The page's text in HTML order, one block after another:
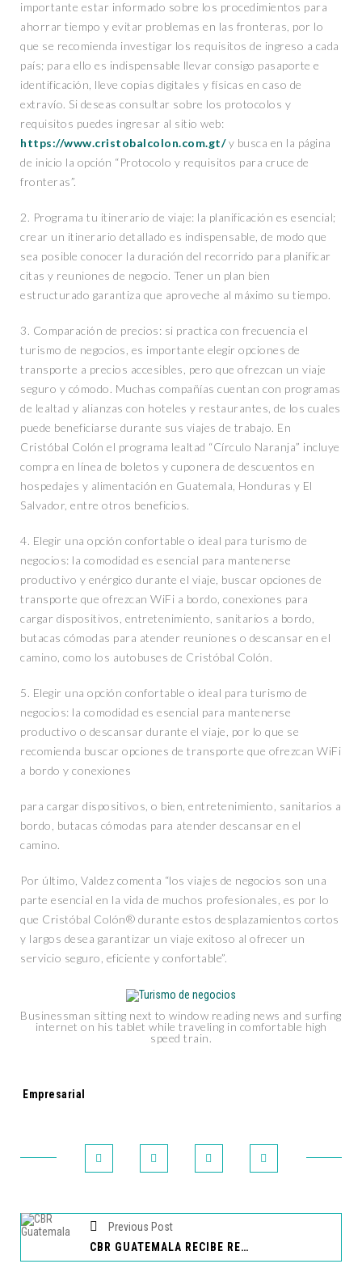
importante estar informado sobre los procedimientos para
ahorrar tiempo y evitar problemas en las fronteras, por lo
que se recomienda investigar los requisitos de ingreso a cada
país; para ello es indispensable llevar consigo pasaporte e
identificación, lleve copias digitales y físicas en caso de
extravío. Si deseas consultar sobre los protocolos y
requisitos puedes ingresar al sitio web:
https://www.cristobalcolon.com.gt/ y busca en la página
de inicio la opción “Protocolo y requisitos para cruce de
fronteras”.
2. Programa tu itinerario de viaje: la planificación es esencial;
crear un itinerario detallado es indispensable, de modo que
sea posible conocer la duración del recorrido para planificar
citas y reuniones de negocio. Tener un plan bien
estructurado garantiza que aproveche al máximo su tiempo.
3. Comparación de precios: si practica con frecuencia el
turismo de negocios, es importante elegir opciones de
transporte a precios accesibles, pero que ofrezcan un viaje
seguro y cómodo. Muchas compañías cuentan con programas
de lealtad y alianzas con hoteles y restaurantes, de los cuales
puede beneficiarse durante sus viajes de trabajo. En
Cristóbal Colón el programa lealtad “Círculo Naranja” incluye
compra en línea de boletos y cuponera de descuentos en
hospedajes y alimentación en Guatemala, Honduras y El
Salvador, entre otros beneficios.
4. Elegir una opción confortable o ideal para turismo de
negocios: la comodidad es esencial para mantenerse
productivo y enérgico durante el viaje, buscar opciones de
transporte que ofrezcan WiFi a bordo, conexiones para
cargar dispositivos, entretenimiento, sanitarios a bordo,
butacas cómodas para atender reuniones o descansar en el
camino, como los autobuses de Cristóbal Colón.
5. Elegir una opción confortable o ideal para turismo de
negocios: la comodidad es esencial para mantenerse
productivo o descansar durante el viaje, por lo que se
recomienda buscar opciones de transporte que ofrezcan WiFi
a bordo y conexiones
para cargar dispositivos, o bien, entretenimiento, sanitarios a
bordo, butacas cómodas para atender descansar en el
camino.
Por último, Valdez comenta “los viajes de negocios son una
parte esencial en la vida de muchos profesionales, es por lo
que Cristóbal Colón® durante estos desplazamientos cortos
y largos desea garantizar un viaje exitoso al ofrecer un
servicio seguro, eficiente y confortable”.
Businessman sitting next to window reading news and surfing
internet on his tablet while traveling in comfortable high
speed train.
Tags:
Empresarial
Previous Post
CBR GUATEMALA RECIBE RECONOCIMIENTO LATINOAMERICANO